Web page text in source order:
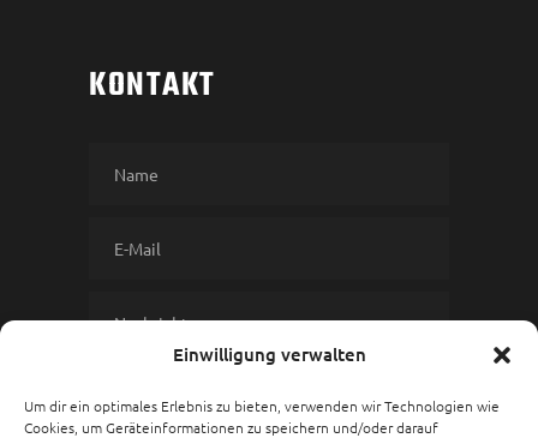
Einwilligung verwalten
Um dir ein optimales Erlebnis zu bieten, verwenden wir Technologien wie
Cookies, um Geräteinformationen zu speichern und/oder darauf
KONTAKT